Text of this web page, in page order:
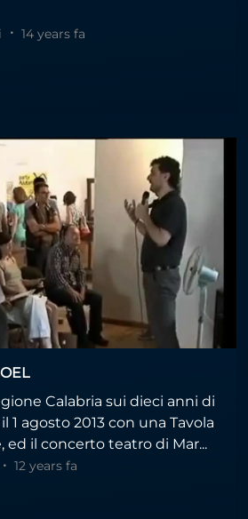
14 years fa
Calabria sui dieci anni di
1 agosto 2013 con una Tavola
ed il concerto teatro di Mar...
12 years fa